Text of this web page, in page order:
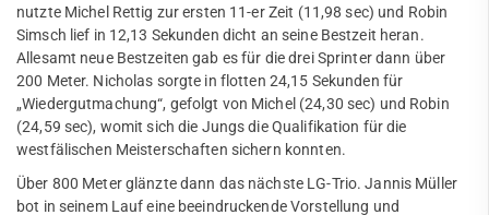
nutzte Michel Rettig zur ersten 11-er Zeit (11,98 sec) und Robin
Simsch lief in 12,13 Sekunden dicht an seine Bestzeit heran.
Allesamt neue Bestzeiten gab es für die drei Sprinter dann über
200 Meter. Nicholas sorgte in flotten 24,15 Sekunden für
„Wiedergutmachung“, gefolgt von Michel (24,30 sec) und Robin
(24,59 sec), womit sich die Jungs die Qualifikation für die
westfälischen Meisterschaften sichern konnten.
Über 800 Meter glänzte dann das nächste LG-Trio. Jannis Müller
bot in seinem Lauf eine beeindruckende Vorstellung und
Fußball
JuJutsu
Kanu
Karate
Quicklinks
Abteilungen